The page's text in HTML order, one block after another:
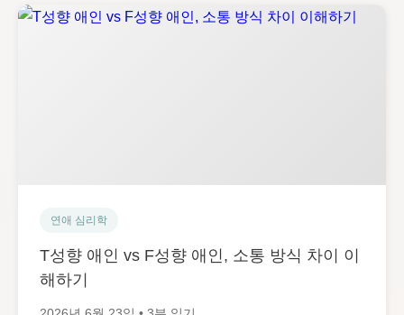
연애 심리학
T성향 애인 vs F성향 애인, 소통 방식 차이 이
해하기